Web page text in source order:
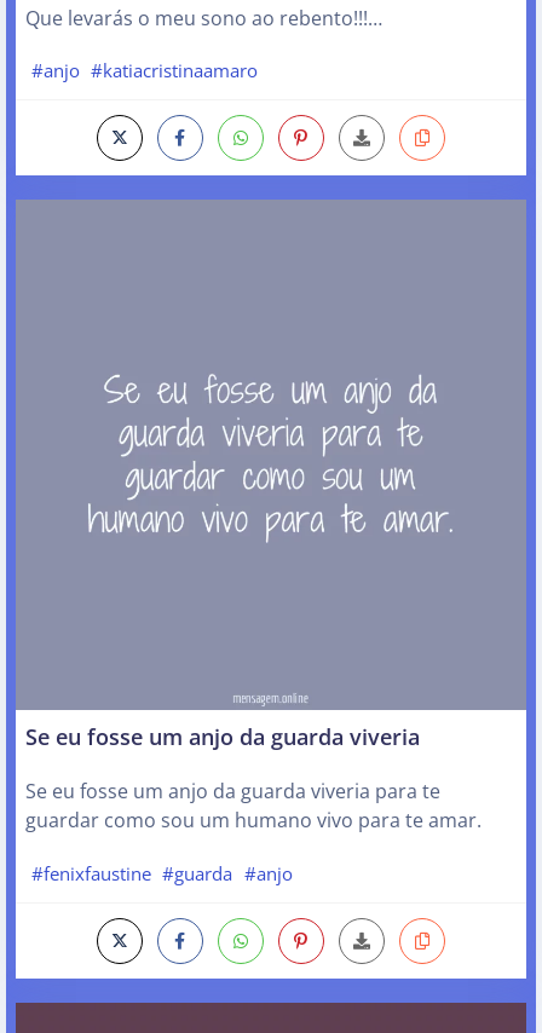
Que levarás o meu sono ao rebento!!!…
#anjo #katiacristinaamaro
Se eu fosse um anjo da guarda viveria
Se eu fosse um anjo da guarda viveria para te
guardar como sou um humano vivo para te amar.
#fenixfaustine #guarda #anjo